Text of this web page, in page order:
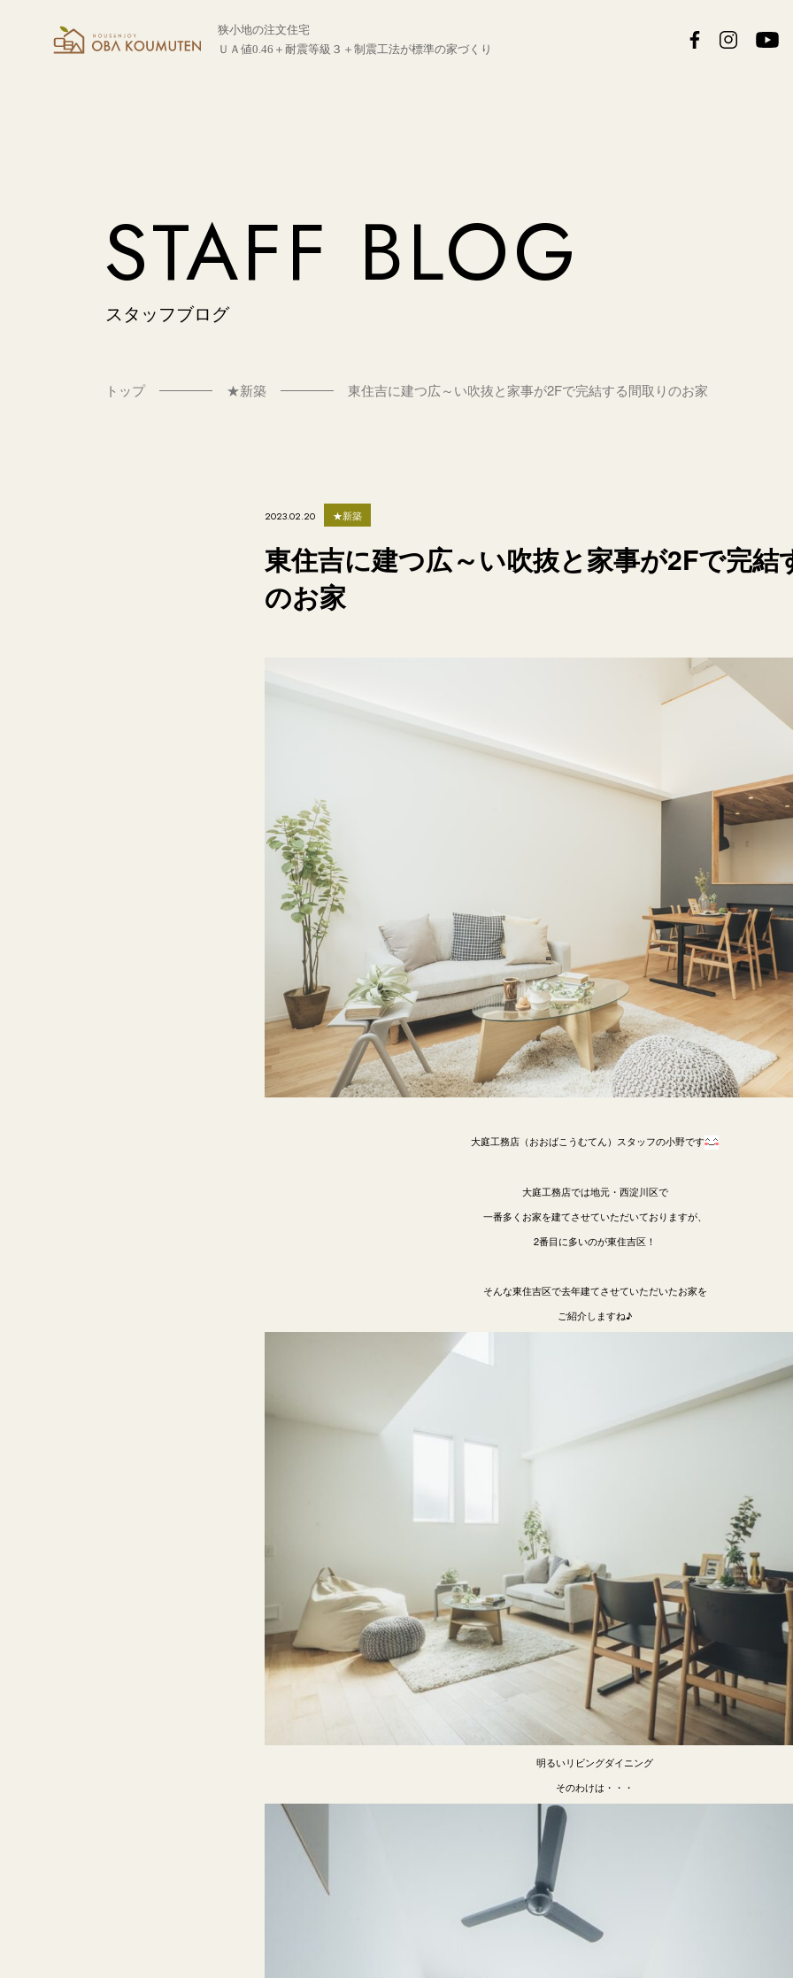
狭小地の注文住宅
ＵＡ値0.46＋耐震等級３＋制震工法が標準の家づくり
STAFF BLOG
スタッフブログ
トップ ★新築 東住吉に建つ広～い吹抜と家事が2Fで完結する間取りのお家
2023.02.20 ★新築
東住吉に建つ広～い吹抜と家事が2Fで完結
のお家
大庭工務店（おおばこうむてん）スタッフの小野です
大庭工務店では地元・西淀川区で
一番多くお家を建てさせていただいておりますが、
2番目に多いのが東住吉区！
そんな東住吉区で去年建てさせていただいたお家を
ご紹介しますね♪
明るいリビングダイニング
そのわけは・・・